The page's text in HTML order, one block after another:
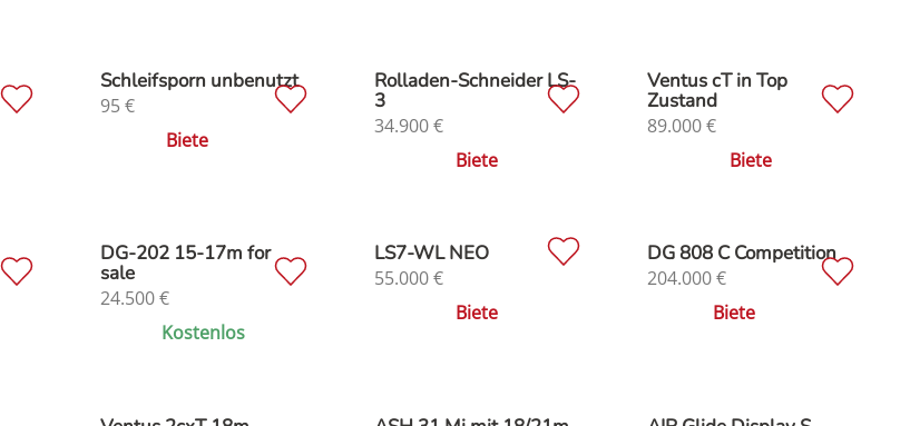
Schleifsporn unbenutzt
95€
Biete
Rolladen-Schneider LS-
3
34.900 €
Biete
Ventus cT in Top
Zustand
89.000€
Biete
DG-202 15-17m for
sale
24.500€
Kostenlos
LS7-WL NEO
55.000 €
Biete
DG 808 C Competition
204.000€
Biete